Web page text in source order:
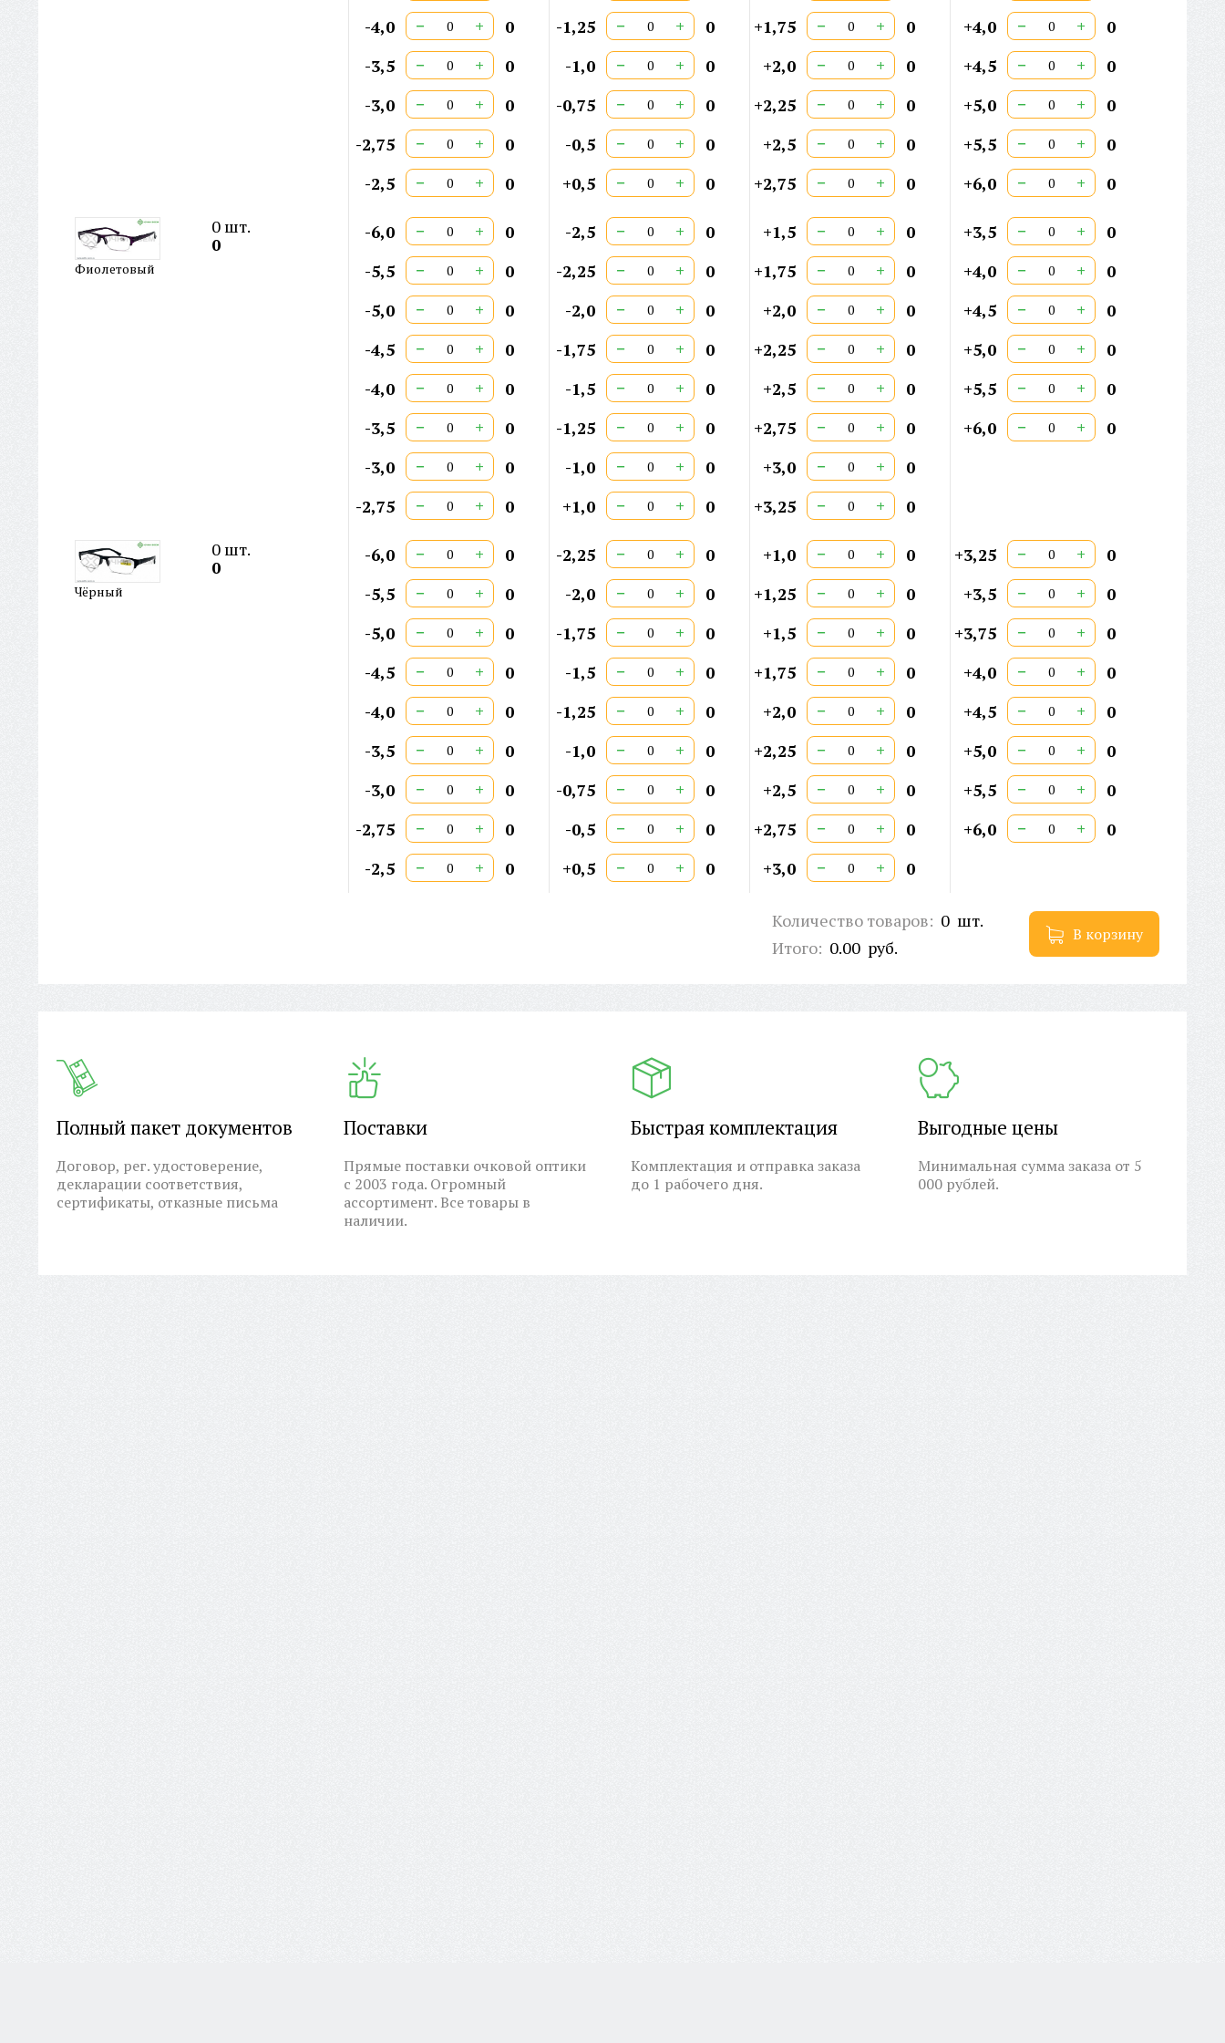
-4,0
− +
0
-3,5
− +
0
-3,0
− +
0
-2,75
− +
0
-2,5
− + 0
-1,25
− +
0
-1,0
− +
0
-0,75
− +
0
-0,5
− +
0
+0,5
− + 0
+1,75
− +
0
+2,0
− +
0
+2,25
− +
0
+2,5
− +
0
+2,75
− + 0
+4,0
− +
0
+4,5
− +
0
+5,0
− +
0
+5,5
− +
0
+6,0
− + 0
Фиолетовый
0шт.
0
-6,0 − +
0
-5,5
− +
0
-5,0
− +
0
-4,5
− +
0
-4,0
− +
0
-3,5
− +
0
-3,0
− +
0
-2,75
− + 0
-2,5 − +
0
-2,25
− +
0
-2,0
− +
0
-1,75
− +
0
-1,5
− +
0
-1,25
− +
0
-1,0
− +
0
+1,0
− + 0
+1,5 − +
0
+1,75
− +
0
+2,0
− +
0
+2,25
− +
0
+2,5
− +
0
+2,75
− +
0
+3,0
− +
0
+3,25
− + 0
+3,5 − +
0
+4,0
− +
0
+4,5
− +
0
+5,0
− +
0
+5,5
− +
0
+6,0
− + 0
Чёрный
0шт.
0
-6,0 − +
0
-5,5
− +
0
-5,0
− +
0
-4,5
− +
0
-4,0
− +
0
-3,5
− +
0
-3,0
− +
0
-2,75
− +
0
-2,5
− + 0
-2,25 − +
0
-2,0
− +
0
-1,75
− +
0
-1,5
− +
0
-1,25
− +
0
-1,0
− +
0
-0,75
− +
0
-0,5
− +
0
+0,5
− + 0
+1,0 − +
0
+1,25
− +
0
+1,5
− +
0
+1,75
− +
0
+2,0
− +
0
+2,25
− +
0
+2,5
− +
0
+2,75
− +
0
+3,0
− + 0
+3,25 − +
0
+3,5
− +
0
+3,75
− +
0
+4,0
− +
0
+4,5
− +
0
+5,0
− +
0
+5,5
− +
0
+6,0
− + 0
Количество товаров: 0 шт.
Итого: 0.00 руб.
В корзину
Полный пакет документов
Договор, рег. удостоверение,
декларации соответствия,
сертификаты, отказные письма
Поставки
Прямые поставки очковой оптики
с 2003 года. Огромный
ассортимент. Все товары в
наличии.
Быстрая комплектация
Комплектация и отправка заказа
до 1 рабочего дня.
Выгодные цены
Минимальная сумма заказа от 5
000 рублей.